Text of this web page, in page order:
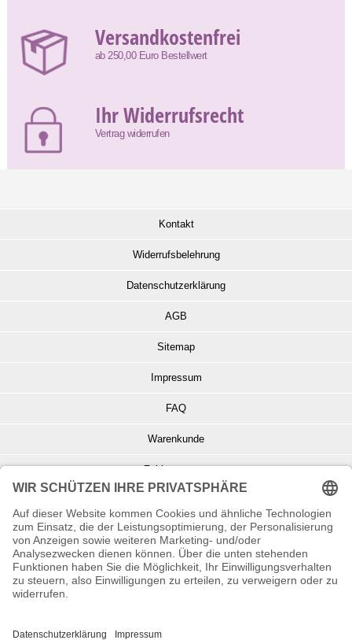
Versandkostenfrei
ab 250,00 Euro Bestellwert
Ihr Widerrufsrecht
Vertrag widerrufen
Kontakt
Widerrufsbelehrung
Datenschutzerklärung
AGB
Sitemap
Impressum
FAQ
Warenkunde
Zahlungsarten
Info zu Elektro- u. Elektronikgeräten
Batterieentsorgung
Informationen zur Echtheit von Kundenbewertungen